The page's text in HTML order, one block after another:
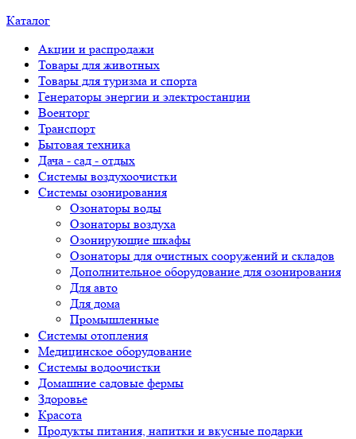
Каталог
Акции и распродажи
Товары для животных
Товары для туризма и спорта
Генераторы энергии и электростанции
Военторг
Транспорт
Бытовая техника
Дача - сад - отдых
Системы воздухоочистки
Системы озонирования
Озонаторы воды
Озонаторы воздуха
Озонирующие шкафы
Озонаторы для очистных сооружений и складов
Дополнительное оборудование для озонирования
Для авто
Для дома
Промышленные
Системы отопления
Медицинское оборудование
Системы водоочистки
Домашние садовые фермы
Здоровье
Красота
Продукты питания, напитки и вкусные подарки